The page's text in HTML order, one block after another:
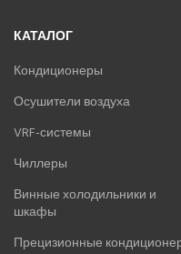
КАТАЛОГ
Кондиционеры
Осушители воздуха
VRF-системы
Чиллеры
Винные холодильники и
шкафы
Прецизионные